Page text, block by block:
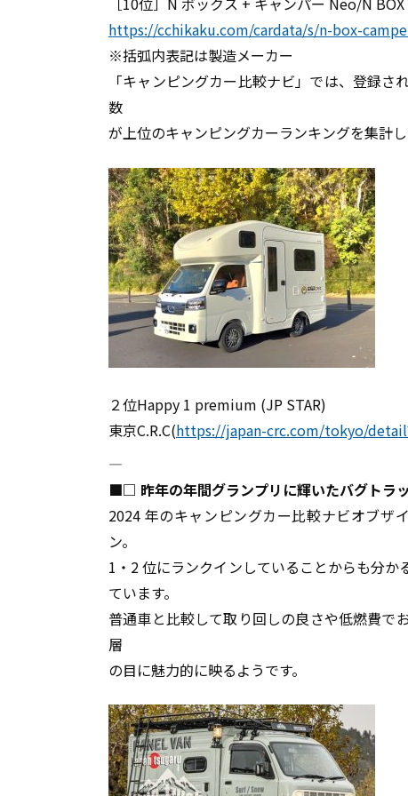
https://cchikaku.com/cardata/s/n-box-
※括弧内表記は製造メーカー
「キャンピングカー比較ナビ」では、登録
数
が上位のキャンピングカーランキングを集計し
２位Happy 1 premium (JP STAR)
東京C.R.C(https://japan-crc.com/tokyo/
――――――――――――――――――――――――――――――――――――――――
■□ 昨年の年間グランプリに輝いたバグトラ
2024 年のキャンピングカー比較ナビオブザ
ン。
1・2 位にランクインしていることからも分
ています。
普通車と比較して取り回しの良さや低燃費で
層
の目に魅力的に映るようです。